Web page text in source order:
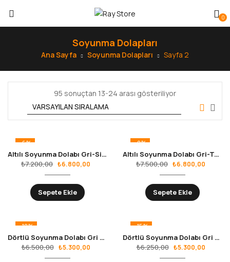
0
Soyunma Dolapları
Ana Sayfa Soyunma Dolapları Sayfa 2
95 sonuçtan 13-24 arası gösteriliyor
-6%
Altılı Soyunma Dolabı Gri-Siyah RS.10.01.13
₺7.200,00 ₺6.800,00
Sepete Ekle
-9%
Altılı Soyunma Dolabı Gri-Turuncu RS.10.01.14
₺7.500,00 ₺6.800,00
Sepete Ekle
-18%
Dörtlü Soyunma Dolabı Gri – Kırmızı RS.10.01.15
₺6.500,00 ₺5.300,00
-15%
Dörtlü Soyunma Dolabı Gri – Mavi RS.10.01.16
₺6.250,00 ₺5.300,00